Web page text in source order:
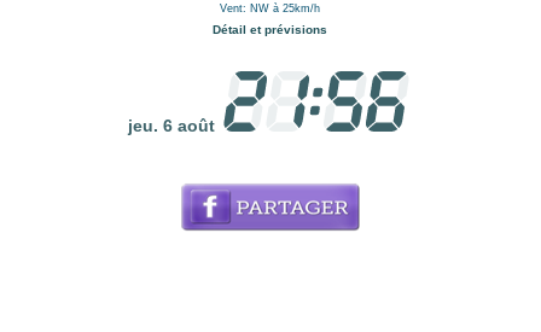
Vent: NW à 25km/h
Détail et prévisions
jeu. 6 août